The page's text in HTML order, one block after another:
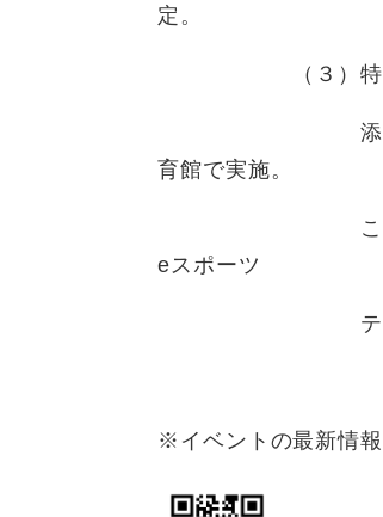
定。
（３）特別
添田町PR大使
育館で実施。
この場で、この
eスポーツ
テーマソング
※イベントの最新情